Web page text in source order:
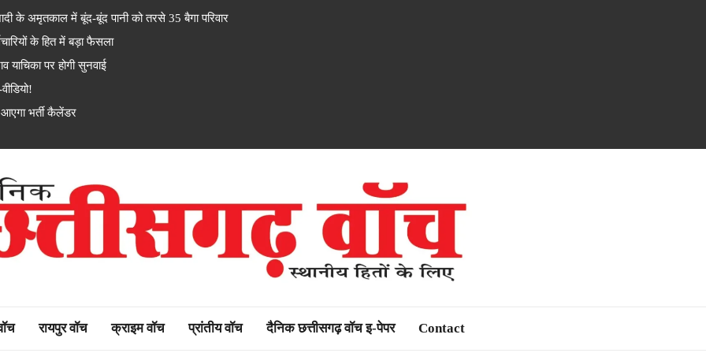
के अमृतकाल में बूंद-बूंद पानी को तरसे 35 बैगा परिवार
के हित में बड़ा फैसला
पर होगी सुनवाई
भर्ती कैलेंडर
watch
रायपुर वॉच क्राइम वॉच प्रांतीय वॉच दैनिक छत्तीसगढ़ वॉच इ-पेपर Contact